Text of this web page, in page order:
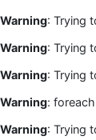
Warning: Trying
Warning: Trying
Warning: Trying
Warning:
Warning: Trying